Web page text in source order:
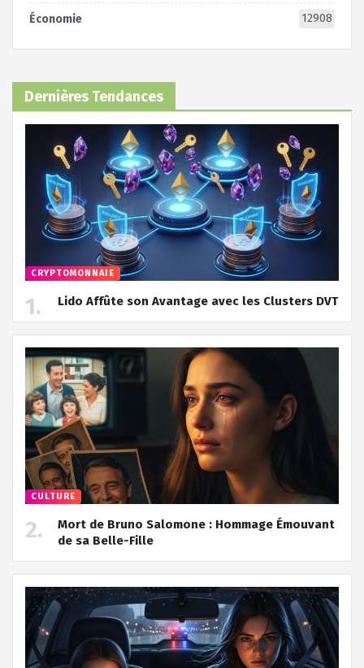
Économie 12908
Dernières Tendances
CRYPTOMONNAIE
Lido Affûte son Avantage avec les Clusters DVT
CULTURE
Mort de Bruno Salomone : Hommage Émouvant
de sa Belle-Fille